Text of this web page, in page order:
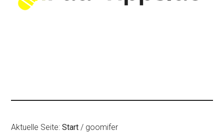
Aktuelle Seite:Start / goomifer